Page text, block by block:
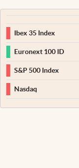
Ibex 35 Index
Euronext 100 ID
S&P 500 Index
Nasdaq